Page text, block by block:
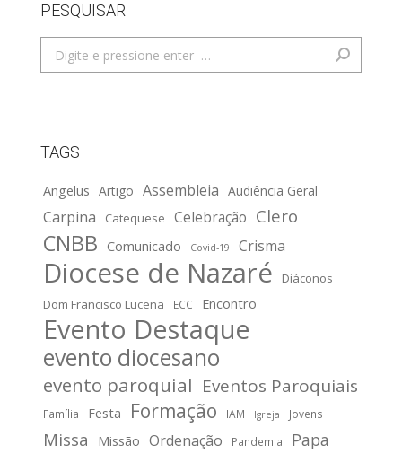
PESQUISAR
Search:
TAGS
Angelus Artigo Assembleia Audiência Geral
Carpina Catequese Celebração Clero
CNBB Comunicado Covid-19 Crisma
Diocese de Nazaré
Diáconos
Dom Francisco Lucena
ECC Encontro
Evento Destaque
evento diocesano
evento paroquial Eventos Paroquiais
Família Festa Formação IAM Igreja Jovens
Missa Missão Ordenação Pandemia Papa